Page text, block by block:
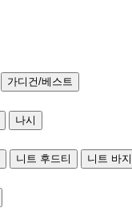
가디건/베스트
나시
니트 후드티
니트 바지